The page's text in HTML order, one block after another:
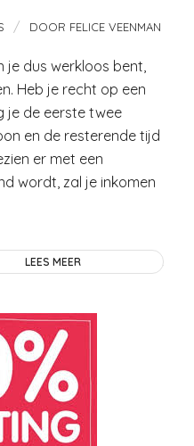
/ DOOR FELICE VEENMAN
dus werkloos bent,
Heb je recht op een
je de eerste twee
en de resterende tijd
er met een
wordt, zal je inkomen
LEES MEER